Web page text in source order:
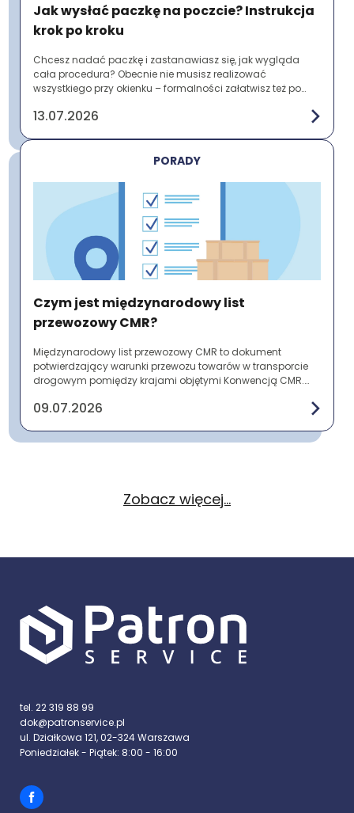
Jak wysłać paczkę na poczcie? Instrukcja
krok po kroku
Chcesz nadać paczkę i zastanawiasz się, jak wygląda
cała procedura? Obecnie nie musisz realizować
wszystkiego przy okienku – formalności załatwisz też po
13.07.2026
PORADY
Czym jest międzynarodowy list
przewozowy CMR?
Międzynarodowy list przewozowy CMR to dokument
potwierdzający warunki przewozu towarów w transporcie
drogowym pomiędzy krajami objętymi Konwencją CMR.
09.07.2026
Zobacz więcej...
tel. 22 319 88 99
dok@patronservice.pl
ul. Działkowa 121, 02-324 Warszawa
Poniedziałek - Piątek: 8:00 - 16:00